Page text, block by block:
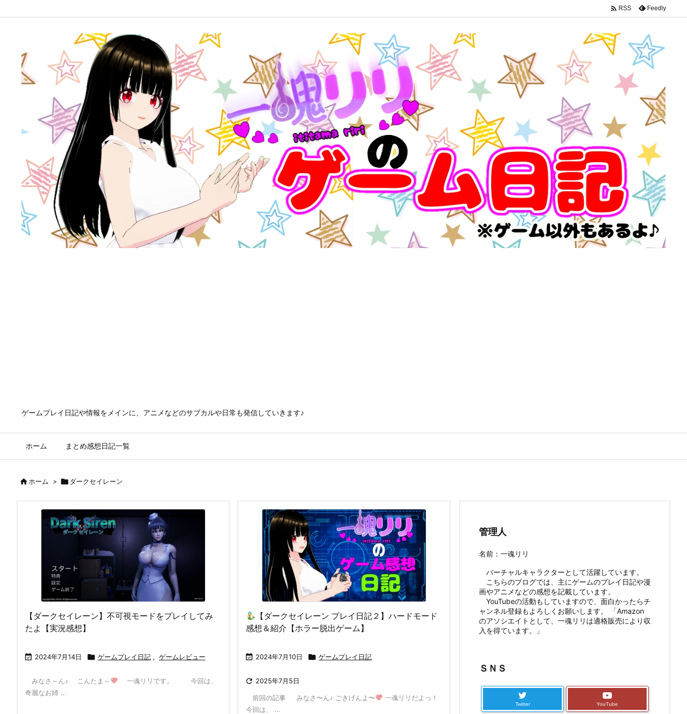
ゲームプレイ日記や情報をメインに、アニメなどのサブカルや日常も発信していきます♪
ホーム まとめ感想日記一覧
 RSS Feedly
ホーム > ダークセイレーン
【ダークセイレーン】不可視モードをプレイしてみ
たよ【実況感想】
 2024年7月14日  ゲームプレイ日記 , ゲームレビュー
みなさ～ん♪ こんたま～
一魂リリです。 今回は、
奇麗なお姉 ...
【ダークセイレーン プレイ日記２】ハードモード
感想＆紹介【ホラー脱出ゲーム】
 2024年7月10日  ゲームプレイ日記
 2025年7月5日
前回の記事 みなさ〜ん♪ ごきげんよ〜
一魂リリだよっ！
今回は、 ...
管理人
名前：一魂リリ
バーチャルキャラクターとして活躍しています。
こちらのブログでは、主にゲームのプレイ日記や漫
画やアニメなどの感想を記載しています。
YouTubeの活動もしていますので、面白かったらチ
ャンネル登録もよろしくお願いします。 「Amazon
のアソシエイトとして、一魂リリは適格販売により収
入を得ています。」
ＳＮＳ
Twitter YouTube